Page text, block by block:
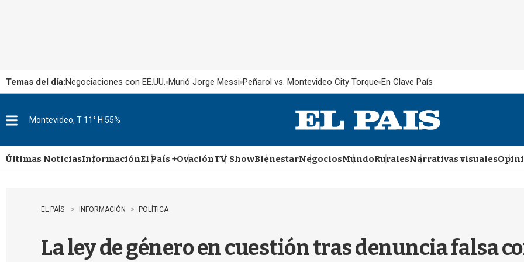
Temas del día:Negociaciones con EE.UU. Murió Jorge Messi Peñarol vs. Montevideo City Torque En Clave País
u
Montevideo, T 11° H 55%
Últimas NoticiasInformaciónEl País +OvaciónTV ShowBienestarNegociosMundoRuralesNarrativas visuales
EL PAÍS INFORMACIÓN POLÍTICA
La ley de género en cuestión tras denuncia falsa